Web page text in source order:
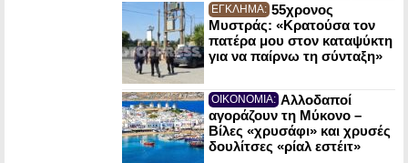
ΕΓΚΛΗΜΑ: 55χρονος
Μυστράς: «Κρατούσα τον
πατέρα μου στον καταψύκτη
για να παίρνω τη σύνταξη»
ΟΙΚΟΝΟΜΙΑ: Αλλοδαποί
αγοράζουν τη Μύκονο –
Βίλες «χρυσάφι» και χρυσές
δουλίτσες «ρίαλ εστέιτ»